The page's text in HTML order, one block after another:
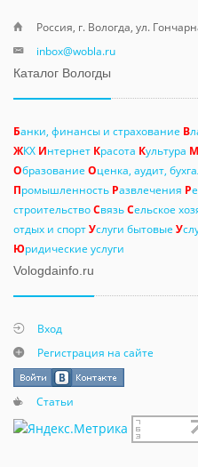
Россия, г. Вологда, ул.
inbox@wobla.ru
Каталог Вологды
Банки, финансы и страхование В
ЖКХ Интернет Красота Культура М
Образование Оценка, аудит,
Промышленность Развлечения Р
строительствоСвязьСельское
отдых и спортУслуги бытовые У
Юридические услуги
Vologdainfo.ru
Вход
Регистрация на сайте
Статьи